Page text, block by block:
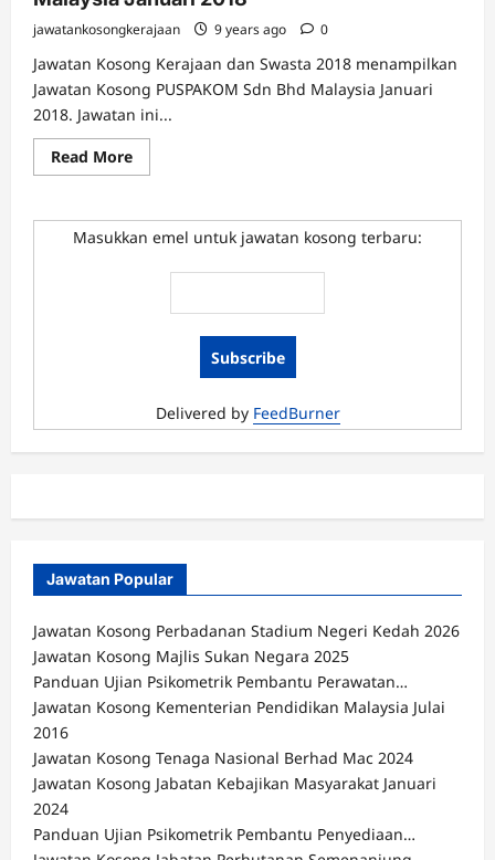
jawatankosongkerajaan 9 years ago 0
Jawatan Kosong Kerajaan dan Swasta 2018 menampilkan
Jawatan Kosong PUSPAKOM Sdn Bhd Malaysia Januari
2018. Jawatan ini...
Read MoreRead
more
Kosong
PUSPAKOM
Sdn
Malaysia
Masukkan emel untuk jawatan kosong terbaru:
Delivered by FeedBurner
Jawatan Popular
Jawatan Kosong Perbadanan Stadium Negeri Kedah 2026
Jawatan Kosong Majlis Sukan Negara 2025
Panduan Ujian Psikometrik Pembantu Perawatan…
Jawatan Kosong Kementerian Pendidikan Malaysia Julai
2016
Jawatan Kosong Tenaga Nasional Berhad Mac 2024
Jawatan Kosong Jabatan Kebajikan Masyarakat Januari
2024
Panduan Ujian Psikometrik Pembantu Penyediaan…